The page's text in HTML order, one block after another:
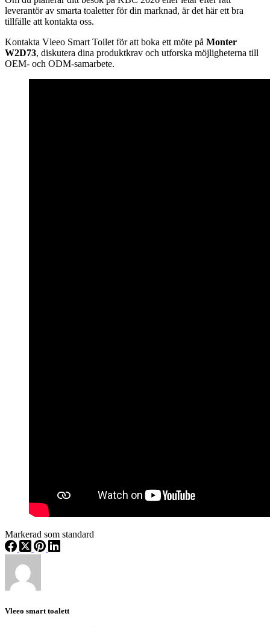
leverantör av smarta toaletter för din marknad, är det här ett bra
tillfälle att kontakta oss.
Kontakta Vleeo Smart Toilet för att boka ett möte på Monter
W2D73, diskutera dina produktkrav och utforska möjligheterna till
OEM- och ODM-samarbete.
Markerad som standard
Vleeo smart toalett